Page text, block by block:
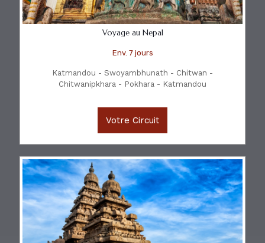
Voyage au Nepal
Env. 7 jours
Katmandou - Swoyambhunath - Chitwan -
Chitwanipkhara - Pokhara - Katmandou
Votre Circuit